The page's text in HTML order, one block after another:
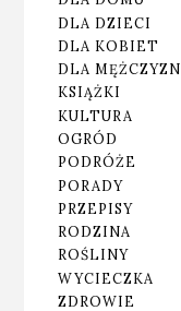
DLA DZIECI
DLA KOBIET
DLA MĘŻCZYZN
KSIĄŻKI
KULTURA
OGRÓD
PODRÓŻE
PORADY
PRZEPISY
RODZINA
ROŚLINY
WYCIECZKA
ZDROWIE